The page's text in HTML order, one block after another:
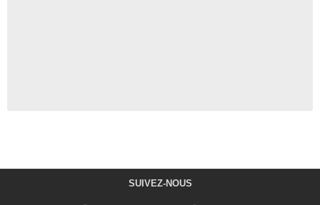
SUIVEZ-NOUS